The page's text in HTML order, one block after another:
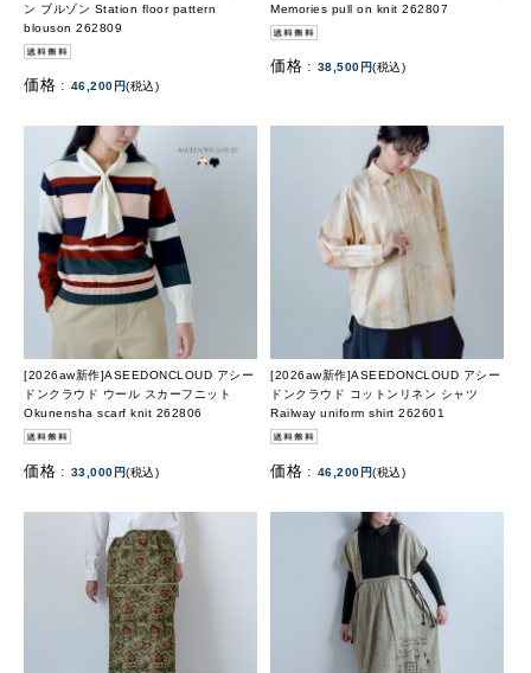
ン ブルゾン Station floor pattern
blouson 262809
価格 : 46,200円(税込)
Memories pull on knit 262807
価格 : 38,500円(税込)
[2026aw新作]ASEEDONCLOUD アシー
ドンクラウド ウール スカーフニット
Okunensha scarf knit 262806
価格 : 33,000円(税込)
[2026aw新作]ASEEDONCLOUD アシー
ドンクラウド コットンリネン シャツ
Railway uniform shirt 262601
価格 : 46,200円(税込)